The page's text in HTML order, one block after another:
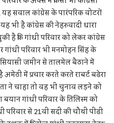
सवाल कांग्रेस के पारंपरिक वोटरों
भी है कांग्रेस की नेहरुवादी धारा
है कि गांधी परिवार को लेकर कांग्रेस
परिवार भी मनमोहन सिंह के
जमीन से तालमेल बैठाने में
में प्रचार करते करते राबर्ट बढेरा
ने चाहा तो वह भी चुनाव लड़ने को
बयान गांधी परिवार के तिलिस्म को
से 21वी सदी की चौथी पीढी